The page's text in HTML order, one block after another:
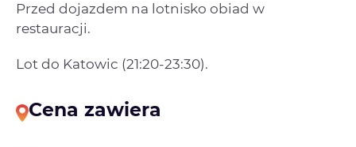
Przed dojazdem na lotnisko obiad w
restauracji.
Lot do Katowic (21:20-23:30).
Cena zawiera